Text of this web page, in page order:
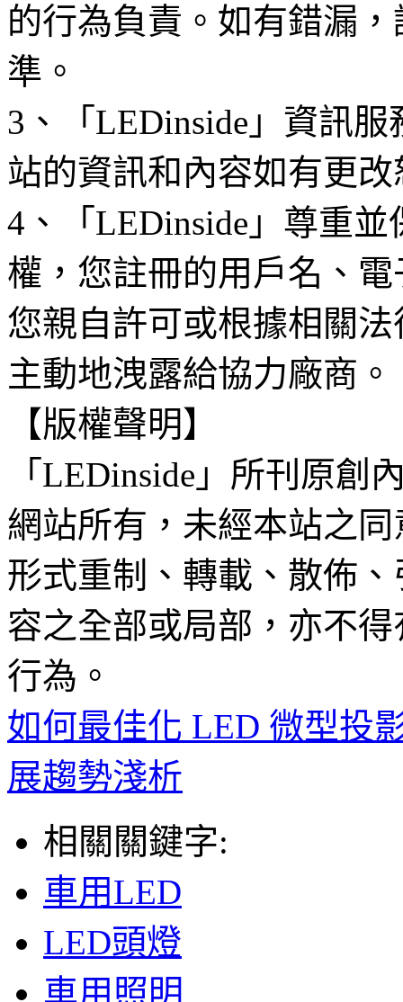
的行為負責。如有錯漏
準。
3、「LEDinside」資訊
站的資訊和內容如有更
4、「LEDinside」尊重
權，您註冊的用戶名、
您親自許可或根據相關
主動地洩露給協力廠商。
【版權聲明】
「LEDinside」所刊原創
網站所有，未經本站之
形式重制、轉載、散佈
容之全部或局部，亦不
行為。
如何最佳化 LED 微型投
展趨勢淺析
相關關鍵字:
車用LED
LED頭燈
車用照明